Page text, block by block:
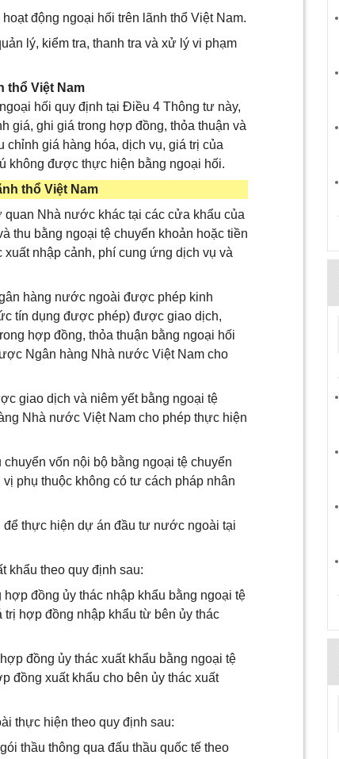
động ngoại hối trên lãnh thổ Việt Nam.
lý, kiểm tra, thanh tra và xử lý vi phạm
thổ Việt Nam
hối quy định tại Điều 4 Thông tư này,
giá, ghi giá trong hợp đồng, thỏa thuận và
giá hàng hóa, dịch vụ, giá trị của
không được thực hiện bằng ngoại hối.
thổ Việt Nam
Nhà nước khác tại các cửa khẩu của
thu bằng ngoại tệ chuyển khoản hoặc tiền
nhập cảnh, phí cung ứng dịch vụ và
hàng nước ngoài được phép kinh
tín dụng được phép) được giao dịch,
hợp đồng, thỏa thuận bằng ngoại hối
Ngân hàng Nhà nước Việt Nam cho
giao dịch và niêm yết bằng ngoại tệ
Nhà nước Việt Nam cho phép thực hiện
vốn nội bộ bằng ngoại tệ chuyển
phụ thuộc không có tư cách pháp nhân
thực hiện dự án đầu tư nước ngoài tại
khẩu theo quy định sau:
đồng ủy thác nhập khẩu bằng ngoại tệ
hợp đồng nhập khẩu từ bên ủy thác
đồng ủy thác xuất khẩu bằng ngoại tệ
đồng xuất khẩu cho bên ủy thác xuất
thực hiện theo quy định sau:
thầu thông qua đấu thầu quốc tế theo